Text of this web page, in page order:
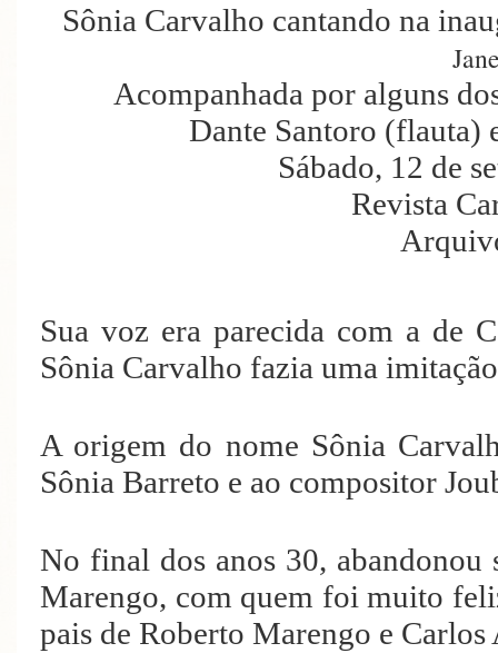
Sônia Carvalho cantando na
Acompanhada por alguns
Dante Santoro (flauta)
Sábado, 12 de
Revista
Sua voz era parecida com a de
Sônia Carvalho fazia uma
A origem do nome Sônia
Sônia Barreto e ao compositor
No final dos anos 30, abandonou
Marengo, com quem foi muito
pais de Roberto Marengo e